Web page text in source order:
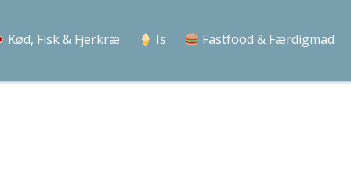
Kød, Fisk & Fjerkræ Is
Fastfood & Færdigmad